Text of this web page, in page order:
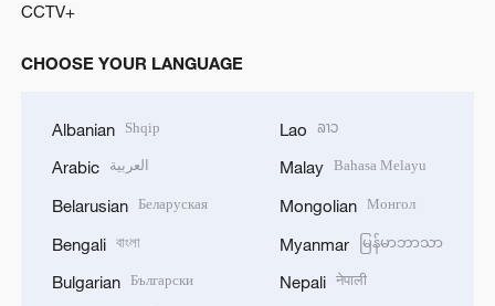
CCTV+
CHOOSE YOUR LANGUAGE
Albanian Shqip
Arabic العربية
Belarusian Беларуская
Bengali বাংলা
Bulgarian Български
Lao ລາວ
Malay Bahasa Melayu
Mongolian Монгол
Myanmar မြန်မာဘာသာ
Nepali नेपाली